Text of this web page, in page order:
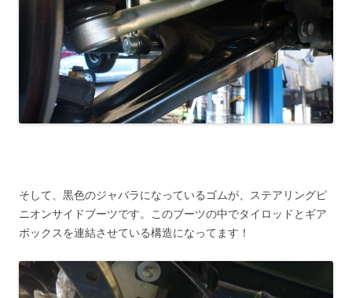
そして、黒色のジャバラになっているゴムが、ステアリングピ
ニオンサイドブーツです。このブーツの中でタイロッドとギア
ボックスを連結させている構造になってます！